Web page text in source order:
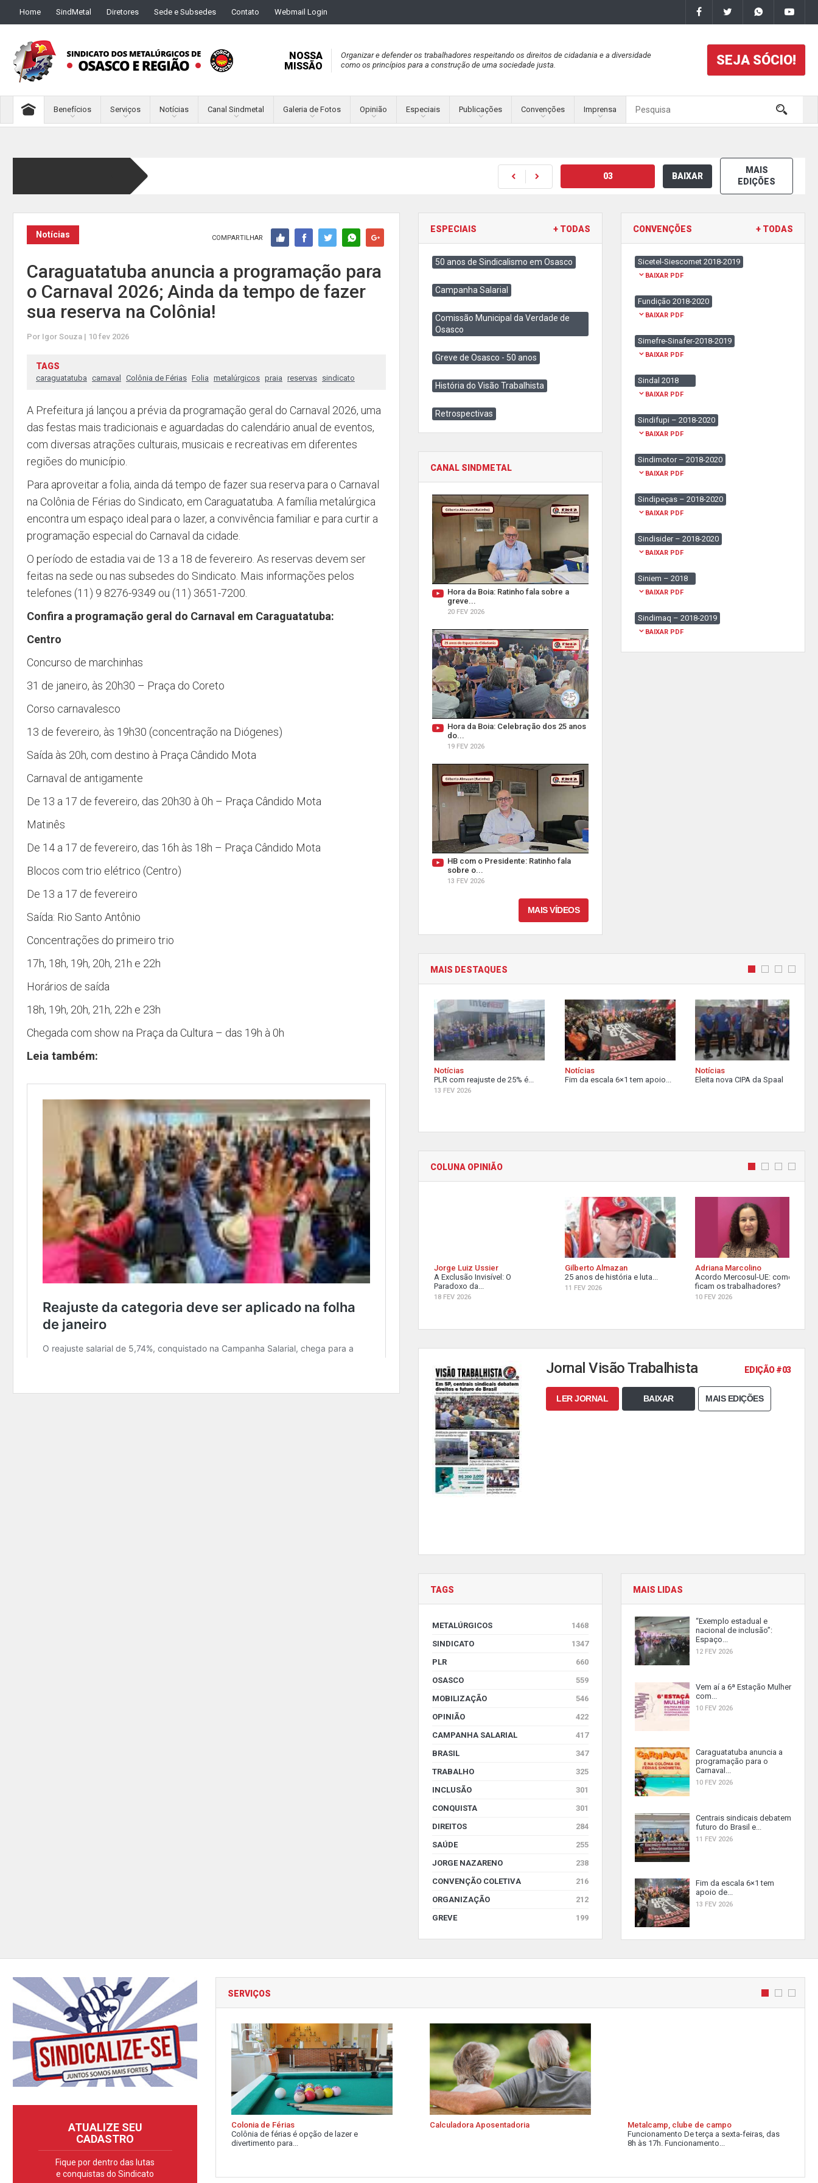
Home SindMetal Diretores Sede e Subsedes Contato Webmail Login
NOSSA
MISSÃO
Organizar e defender os trabalhadores respeitando os direitos de cidadania e a diversidade
como os princípios para a construção de uma sociedade justa.
SEJA SÓCIO!
Benefícios Serviços Notícias Canal Sindmetal Galeria de Fotos Opinião Especiais Publicações Convenções Imprensa
03 BAIXAR
MAIS
EDIÇÕES
Notícias COMPARTILHAR
Caraguatatuba anuncia a programação para
o Carnaval 2026; Ainda da tempo de fazer
sua reserva na Colônia!
Por Igor Souza | 10 fev 2026
TAGS
caraguatatuba carnaval Colônia de Férias Folia metalúrgicos praia reservas sindicato
A Prefeitura já lançou a prévia da programação geral do Carnaval 2026, uma
das festas mais tradicionais e aguardadas do calendário anual de eventos,
com diversas atrações culturais, musicais e recreativas em diferentes
regiões do município.
Para aproveitar a folia, ainda dá tempo de fazer sua reserva para o Carnaval
na Colônia de Férias do Sindicato, em Caraguatatuba. A família metalúrgica
encontra um espaço ideal para o lazer, a convivência familiar e para curtir a
programação especial do Carnaval da cidade.
O período de estadia vai de 13 a 18 de fevereiro. As reservas devem ser
feitas na sede ou nas subsedes do Sindicato. Mais informações pelos
telefones (11) 9 8276-9349 ou (11) 3651-7200.
Confira a programação geral do Carnaval em Caraguatatuba:
Centro
Concurso de marchinhas
31 de janeiro, às 20h30 – Praça do Coreto
Corso carnavalesco
13 de fevereiro, às 19h30 (concentração na Diógenes)
Saída às 20h, com destino à Praça Cândido Mota
Carnaval de antigamente
De 13 a 17 de fevereiro, das 20h30 à 0h – Praça Cândido Mota
Matinês
De 14 a 17 de fevereiro, das 16h às 18h – Praça Cândido Mota
Blocos com trio elétrico (Centro)
De 13 a 17 de fevereiro
Saída: Rio Santo Antônio
Concentrações do primeiro trio
17h, 18h, 19h, 20h, 21h e 22h
Horários de saída
18h, 19h, 20h, 21h, 22h e 23h
Chegada com show na Praça da Cultura – das 19h à 0h
Leia também:
ESPECIAIS + TODAS
50 anos de Sindicalismo em Osasco
Campanha Salarial
Comissão Municipal da Verdade de
Osasco
Greve de Osasco - 50 anos
História do Visão Trabalhista
Retrospectivas
CANAL SINDMETAL
Hora da Boia: Ratinho fala sobre a
greve...
20 FEV 2026
Hora da Boia: Celebração dos 25 anos
do...
19 FEV 2026
HB com o Presidente: Ratinho fala
sobre o...
13 FEV 2026
MAIS VÍDEOS
CONVENÇÕES + TODAS
Sicetel-Siescomet 2018-2019
BAIXAR PDF
Fundição 2018-2020
BAIXAR PDF
Simefre-Sinafer-2018-2019
BAIXAR PDF
Sindal 2018
BAIXAR PDF
Sindifupi – 2018-2020
BAIXAR PDF
Sindimotor – 2018-2020
BAIXAR PDF
Sindipeças – 2018-2020
BAIXAR PDF
Sindisider – 2018-2020
BAIXAR PDF
Siniem – 2018
BAIXAR PDF
Sindimaq – 2018-2019
BAIXAR PDF
MAIS DESTAQUES
Notícias
PLR com reajuste de 25% é...
13 FEV 2026
Notícias
Fim da escala 6×1 tem apoio...
Notícias
Eleita nova CIPA da Spaal
COLUNA OPINIÃO
Jorge Luiz Ussier
A Exclusão Invisível: O
Paradoxo da...
18 FEV 2026
Gilberto Almazan
25 anos de história e luta...
11 FEV 2026
Adriana Marcolino
Acordo Mercosul-UE: como
ficam os trabalhadores?
10 FEV 2026
Jornal Visão Trabalhista EDIÇÃO #03
LER JORNAL BAIXAR MAIS EDIÇÕES
TAGS
METALÚRGICOS
1468
SINDICATO
1347
PLR
660
OSASCO
559
MOBILIZAÇÃO
546
OPINIÃO
422
CAMPANHA SALARIAL
417
BRASIL
347
TRABALHO
325
INCLUSÃO
301
CONQUISTA
301
DIREITOS
284
SAÚDE
255
JORGE NAZARENO
238
CONVENÇÃO COLETIVA
216
ORGANIZAÇÃO
212
GREVE
199
MAIS LIDAS
“Exemplo estadual e
nacional de inclusão”:
Espaço...
12 FEV 2026
Vem aí a 6ª Estação Mulher
com...
10 FEV 2026
Caraguatatuba anuncia a
programação para o
Carnaval...
10 FEV 2026
Centrais sindicais debatem
futuro do Brasil e...
11 FEV 2026
Fim da escala 6×1 tem
apoio de...
13 FEV 2026
ATUALIZE SEU
CADASTRO
Fique por dentro das lutas
e conquistas do Sindicato
SERVIÇOS
Colonia de Férias
Colônia de férias é opção de lazer e
divertimento para...
Calculadora Aposentadoria
Metalcamp, clube de campo
Funcionamento De terça a sexta-feiras, das
8h às 17h. Funcionamento...